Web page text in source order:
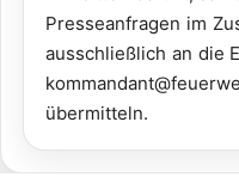
Presseanfragen im
ausschließlich an die
übermitteln.